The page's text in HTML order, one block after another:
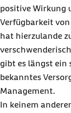
positive Wirkung
Verfügbarkeit
hat hierzulande
gibt es längst ein
bekanntes
Management.
In keinem